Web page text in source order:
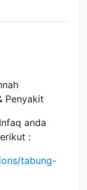
Penyakit
anda
:
tabung-